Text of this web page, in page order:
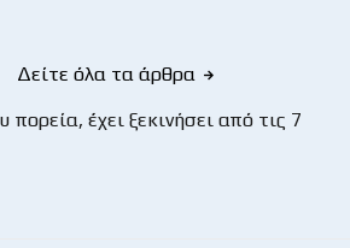
Δείτε όλα τα άρθρα
έχει ξεκινήσει από τις 7